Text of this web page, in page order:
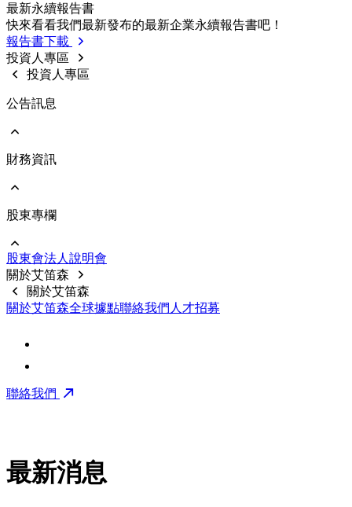
永續供應鏈
企業誠信經營
内部稽核
重要規章制度
利害關係人聯絡資訊
利害關係人投訴管道
利害關係人線上意見反應
前往 永續成果報告書
歷年報告書下載
最新永續報告書
快來看看我們最新發布的最新企業永續報告書吧！
報告書下載
投資人專區
投資人專區
公告訊息
前往 公告訊息
財務資訊
前往 財務資訊
財務報告
公開說明書
股東專欄
前往 股東專欄
股價資料
前十大股東
股東會法⼈說明會
關於艾笛森
關於艾笛森
關於艾笛森全球據點聯絡我們 人才招募
聯絡我們
最新消息